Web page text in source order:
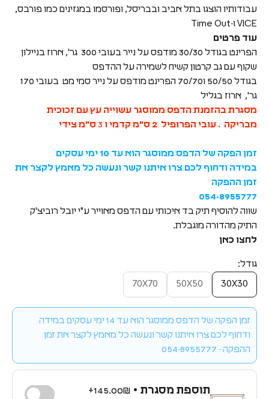
עבודותיו הוצגו בתל אביב ובבריסל, ופורסמו במגזינים כמו פורבס,
VICE ו-Time Out
עוד פרטים
הפרינט בגודל 30/30 מודפס על נייר בעובי 300 גר', ארוז בניילון
שקוף עם גב קרטון קשיח לשמירה על ההדפס
בגודל 50/50 ו70/70 הפרינט מודפס על נייר סמי מט בעובי 170
גר', ארוז בגליל
מסגרת בהזמנת הדפס ממוסגר עשוייה עץ עם זכוכית
מבריקה . עובי הפרופיל 2 ס"מ
קדמי ו 3 ס"מ צידי
זמן הפקה של הדפס ממוסגר הוא עד 10 ימי עסקים
במידה ודחוף לכם צרו איתנו קשר ונעשה כל מאמץ לקצר את
זמן ההפקה
054-8955777
שווה להוסיף תיק בד איכותי עם הדפס מאוייר ע"י יובל רוביצ'ק
התיק מהדורה מוגבלת.
לחצו כאן
גודל:
30X30
50X50
70X70
זמן הפקה של הדפס ממוסגר הוא עד 14 ימי עסקים במידה
ודחוף לכם צרו איתנו קשר ונעשה כל מאמץ לקצר את זמן
ההפקה - 054-8955777
תוספת מסגרת •145.00₪+